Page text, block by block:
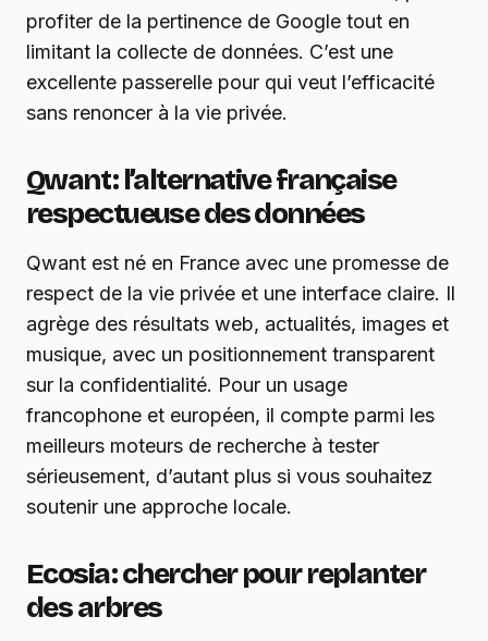
profiter de la pertinence de Google tout en
limitant la collecte de données. C’est une
excellente passerelle pour qui veut l’efficacité
sans renoncer à la vie privée.
Qwant : l’alternative française
respectueuse des données
Qwant est né en France avec une promesse de
respect de la vie privée et une interface claire. Il
agrège des résultats web, actualités, images et
musique, avec un positionnement transparent
sur la confidentialité. Pour un usage
francophone et européen, il compte parmi les
meilleurs moteurs de recherche à tester
sérieusement, d’autant plus si vous souhaitez
soutenir une approche locale.
Ecosia : chercher pour replanter
des arbres